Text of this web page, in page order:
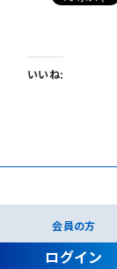
いいね:
会員の方
ログイン